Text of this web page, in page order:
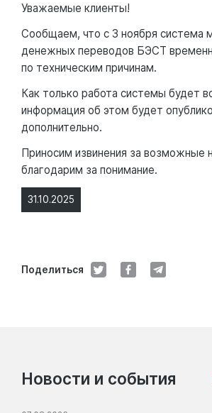
31.10.2025
Поделиться
Уважаемые клиенты!
Сообщаем, что с 3 ноября система
денежных переводов БЭСТ
по техническим причинам.
Как только работа системы будет
информация об этом будет
дополнительно.
Приносим извинения за возможные
благодарим за понимание.
Новости и события